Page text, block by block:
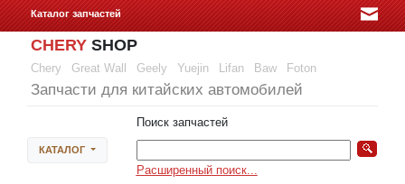
Каталог запчастей
CHERY SHOP
Chery Great Wall Geely Yuejin Lifan Baw Foton
Запчасти для китайских автомобилей
КАТАЛОГ
Поиск запчастей
Расширенный поиск...